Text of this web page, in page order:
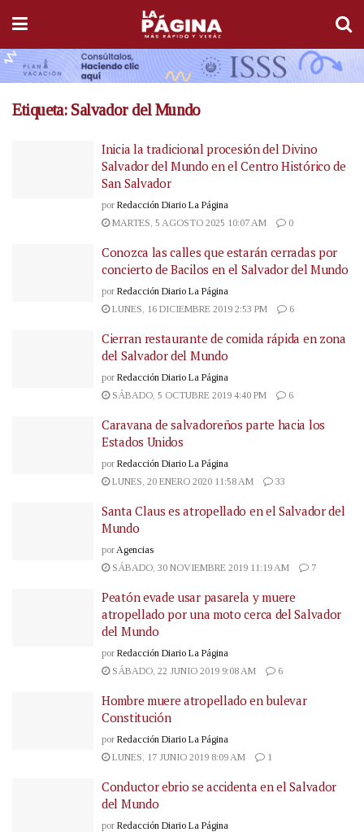
Etiqueta: Salvador del Mundo
Inicia la tradicional procesión del Divino
Salvador del Mundo en el Centro Histórico de
San Salvador
por Redacción Diario La Página
MARTES, 5 AGOSTO 2025 10:07 AM
0
Conozca las calles que estarán cerradas por
concierto de Bacilos en el Salvador del Mundo
por Redacción Diario La Página
LUNES, 16 DICIEMBRE 2019 2:53 PM
6
Cierran restaurante de comida rápida en zona
del Salvador del Mundo
por Redacción Diario La Página
SÁBADO, 5 OCTUBRE 2019 4:40 PM
6
Caravana de salvadoreños parte hacia los
Estados Unidos
por Redacción Diario La Página
LUNES, 20 ENERO 2020 11:58 AM
33
Santa Claus es atropellado en el Salvador del
Mundo
por Agencias
SÁBADO, 30 NOVIEMBRE 2019 11:19 AM
7
Peatón evade usar pasarela y muere
atropellado por una moto cerca del Salvador
del Mundo
por Redacción Diario La Página
SÁBADO, 22 JUNIO 2019 9:08 AM
6
Hombre muere atropellado en bulevar
Constitución
por Redacción Diario La Página
LUNES, 17 JUNIO 2019 8:09 AM
1
Conductor ebrio se accidenta en el Salvador
del Mundo
por Redacción Diario La Página